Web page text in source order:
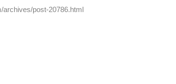
archives/post-20786.html